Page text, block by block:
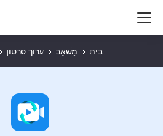
בית מַשׁאָב ערוך סרטון